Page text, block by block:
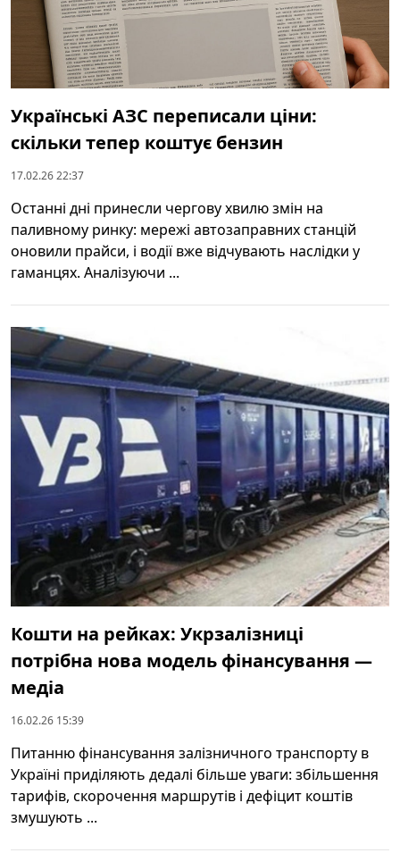
Українські АЗС переписали ціни:
скільки тепер коштує бензин
17.02.26 22:37
Останні дні принесли чергову хвилю змін на
паливному ринку: мережі автозаправних станцій
оновили прайси, і водії вже відчувають наслідки у
гаманцях. Аналізуючи ...
Кошти на рейках: Укрзалізниці
потрібна нова модель фінансування —
медіа
16.02.26 15:39
Питанню фінансування залізничного транспорту в
Україні приділяють дедалі більше уваги: збільшення
тарифів, скорочення маршрутів і дефіцит коштів
змушують ...